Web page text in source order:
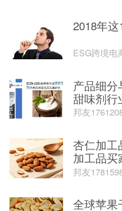
2018年
ESG跨境电
产品细分
甜味剂行
邦友
杏仁加工
加工品买
邦友
全球苹果